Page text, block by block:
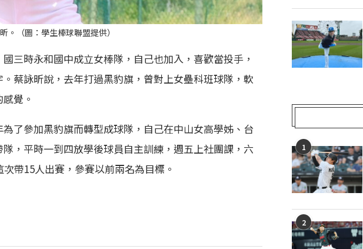
。（圖：學生棒球聯盟提供）
三時永和國中成立女棒隊，自己也加入，喜歡當投手，
蔡詠昕說，去年打過黑豹旗，曾對上女壘科班球隊，軟
覺。
了參加黑豹旗而轉型成球隊，自己在中山女高學姊、台
，平時一到四放學後球員自主訓練，週五上社團課，六
帶15人出賽，參賽以前兩名為目標。
1
2